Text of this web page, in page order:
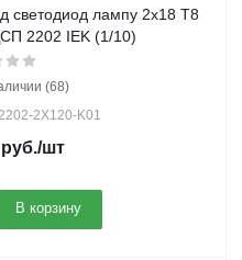
светодиод лампу 2х18 Т8
2202 IEK (1/10)
(68)
2X120-K01
руб./шт
В корзину